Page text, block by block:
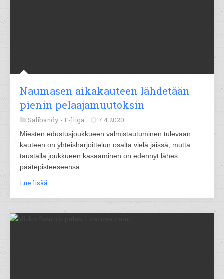
Naumasen aikakauteen lähdetään
pienin pelaajamuutoksin
Salibandy - F-liiga 7.4.2020
Miesten edustusjoukkueen valmistautuminen tulevaan
kauteen on yhteisharjoittelun osalta vielä jäissä, mutta
taustalla joukkueen kasaaminen on edennyt lähes
päätepisteeseensä.
Lue lisää